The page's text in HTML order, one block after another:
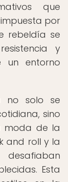
que
por
rebeldía se
y
un entorno
no solo se
sino
moda de la
and roll y la
Esta